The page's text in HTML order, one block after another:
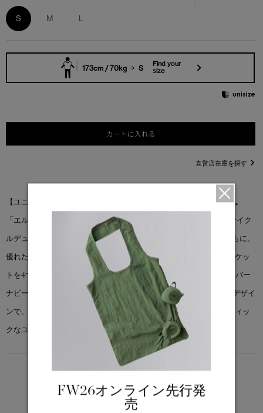
S M L
173cm / 70kg S
Find your
size
カートに入れる
直営店在庫を探す
【ユニセックス】 高い機能性を備え、強風や小雨にも対応する一着。
「エルマーニ ジャケット」は、通気性に優れ、撥水性を備えたリサイク
ルデュラフォース™素材を使用。なめらかで洗練された風合いとともに、
優れた防風性を発揮します。隠しスナップボタン付きのフラップポケッ
トを4つ備え、下部の2つにはサイドエントリーを備えています。「バー
ナビー チョア コート」と「ハリソン ジャケット」を掛け合わせたデザイ
ンで、よりソフトでクリーンな素材感を採用しながら、オーセンティッ
クなユーティリティ感を保っています。
LIGHTWEIGHT
5°C / -5°C
アクティブな活動に適した軽さ
FW26オンライン先行発
売